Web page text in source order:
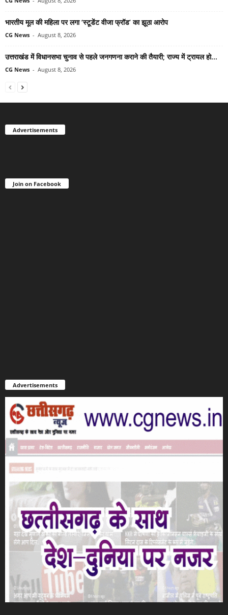
भारतीय मूल की महिला पर लगा ‘स्टूडेंट वीजा फ्रॉड’ का झूठा आरोप
CG News - August 8, 2026
उत्तराखंड में विधानसभा चुनाव से पहले जनगणना कराने की तैयारी; राज्य में ट्रायल हो...
CG News - August 8, 2026
Advertisements
Join on Facebook
Advertisements